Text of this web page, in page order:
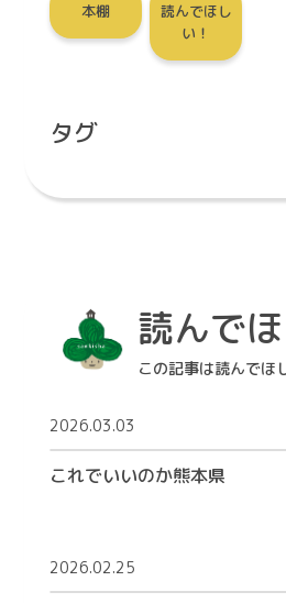
本棚
読んでほし
い！
タグ
読んでほ
この記事は読んでほ
2026.03.03
これでいいのか熊本県
2026.02.25